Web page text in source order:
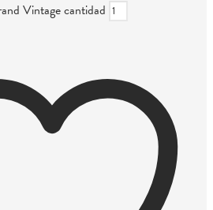
Vintage cantidad